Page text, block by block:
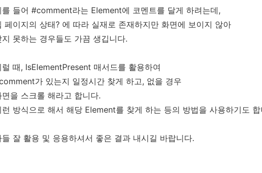
를 들어 #comment라는 Element에 코멘트를 달게 하려는데,
페이지의 상태? 에 따라 실재로 존재하지만 화면에 보이지 않아
지 못하는 경우들도 가끔 생깁니다.
럴 때, IsElementPresent 매서드를 활용하여
가 있는지 일정시간 찾게 하고, 없을 경우
면을 스크롤 해라고 합니다.
런 방식으로 해서 해당 Element를 찾게 하는 등의 방법을 사용하기도
들 잘 활용 및 응용하셔서 좋은 결과 내시길 바랍니다.